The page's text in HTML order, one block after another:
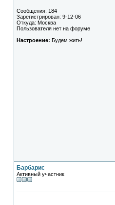
Сообщения: 184
Зарегистрирован: 9-12-06
Откуда: Москва
Пользователя нет на форуме
Настроение: Будем жить!
Барбарис
Активный участник